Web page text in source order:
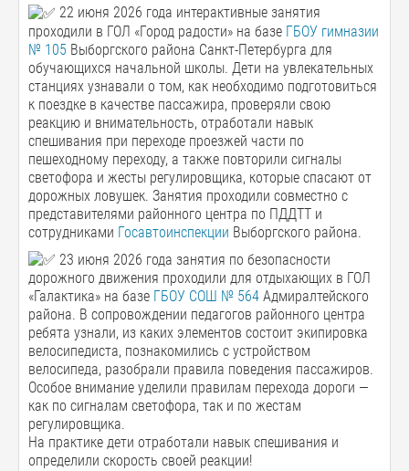
22 июня 2026 года интерактивные занятия
проходили в ГОЛ «Город радости» на базе ГБОУ гимназии
№ 105 Выборгского района Санкт-Петербурга для
обучающихся начальной школы. Дети на увлекательных
станциях узнавали о том, как необходимо подготовиться
к поездке в качестве пассажира, проверяли свою
реакцию и внимательность, отработали навык
спешивания при переходе проезжей части по
пешеходному переходу, а также повторили сигналы
светофора и жесты регулировщика, которые спасают от
дорожных ловушек. Занятия проходили совместно с
представителями районного центра по ПДДТТ и
сотрудниками Госавтоинспекции Выборгского района.
23 июня 2026 года занятия по безопасности
дорожного движения проходили для отдыхающих в ГОЛ
«Галактика» на базе ГБОУ СОШ № 564 Адмиралтейского
района. В сопровождении педагогов районного центра
ребята узнали, из каких элементов состоит экипировка
велосипедиста, познакомились с устройством
велосипеда, разобрали правила поведения пассажиров.
Особое внимание уделили правилам перехода дороги —
как по сигналам светофора, так и по жестам
регулировщика.
На практике дети отработали навык спешивания и
определили скорость своей реакции!